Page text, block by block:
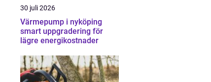
30 juli 2026
Värmepump i nyköping
smart uppgradering för
lägre energikostnader